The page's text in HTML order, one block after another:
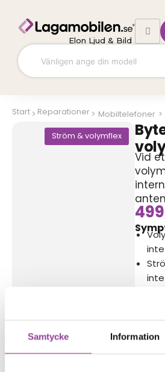
Samtycke Information
innehåll
Elon Ljud & Bild
Start Reparationer Mobiltelefoner >
Ström & volymflex
Vid
inte
inte